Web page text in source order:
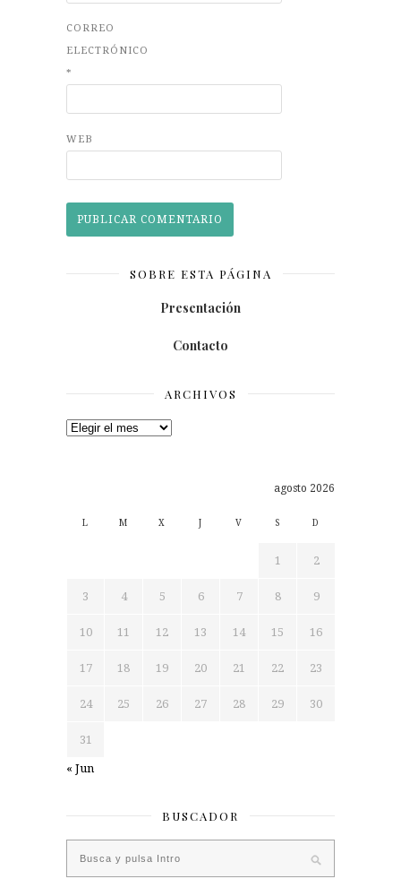
CORREO
ELECTRÓNICO
*
WEB
SOBRE ESTA PÁGINA
Presentación
Contacto
ARCHIVOS
Archivos
agosto 2026
L M X J V S D
1 2
3 4 5 6 7 8 9
10 11 12 13 14 15 16
17 18 19 20 21 22 23
24 25 26 27 28 29 30
31
« Jun
BUSCADOR